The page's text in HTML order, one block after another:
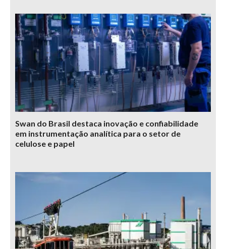
Swan do Brasil destaca inovação e confiabilidade
em instrumentação analítica para o setor de
celulose e papel